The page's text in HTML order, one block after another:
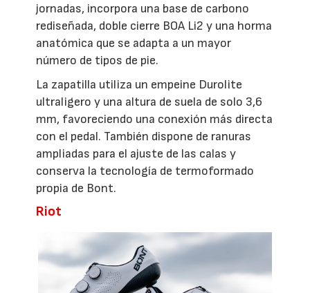
jornadas, incorpora una base de carbono
rediseñada, doble cierre BOA Li2 y una horma
anatómica que se adapta a un mayor
número de tipos de pie.
La zapatilla utiliza un empeine Durolite
ultraligero y una altura de suela de solo 3,6
mm, favoreciendo una conexión más directa
con el pedal. También dispone de ranuras
ampliadas para el ajuste de las calas y
conserva la tecnología de termoformado
propia de Bont.
Riot